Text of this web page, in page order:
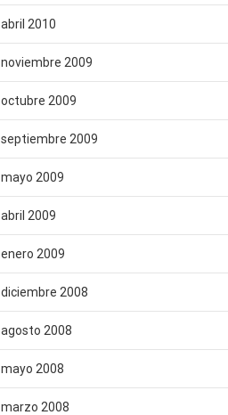
abril 2010
noviembre 2009
octubre 2009
septiembre 2009
mayo 2009
abril 2009
enero 2009
diciembre 2008
agosto 2008
mayo 2008
marzo 2008